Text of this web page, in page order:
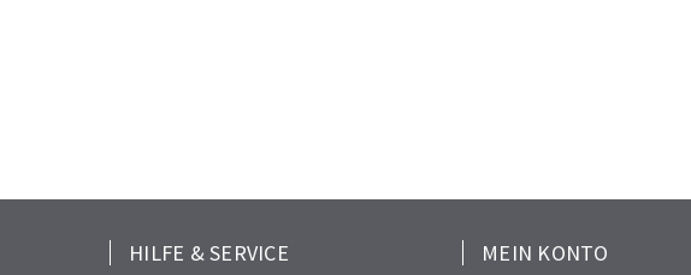
HILFE & SERVICE MEIN KONTO